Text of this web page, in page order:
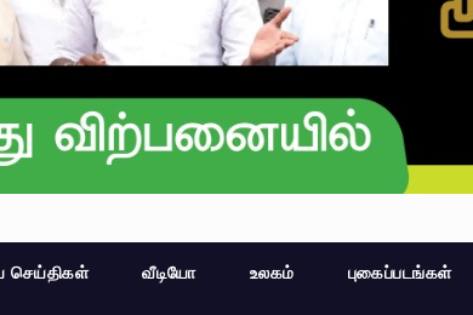
செய்திகள் வீடியோ உலகம் புகைப்படங்கள்